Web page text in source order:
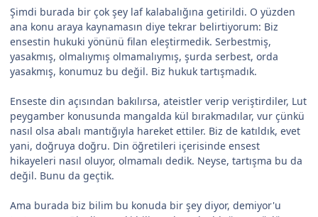
Şimdi burada bir çok şey laf kalabalığına getirildi. O yüzden
ana konu araya kaynamasın diye tekrar belirtiyorum: Biz
ensestin hukuki yönünü filan eleştirmedik. Serbestmiş,
yasakmış, olmalıymış olmamalıymış, şurda serbest, orda
yasakmış, konumuz bu değil. Biz hukuk tartışmadık.
Enseste din açısından bakılırsa, ateistler verip veriştirdiler, Lut
peygamber konusunda mangalda kül bırakmadılar, vur çünkü
nasıl olsa abalı mantığıyla hareket ettiler. Biz de katıldık, evet
yani, doğruya doğru. Din öğretileri içerisinde ensest
hikayeleri nasıl oluyor, olmamalı dedik. Neyse, tartışma bu da
değil. Bunu da geçtik.
Ama burada biz bilim bu konuda bir şey diyor, demiyor'u